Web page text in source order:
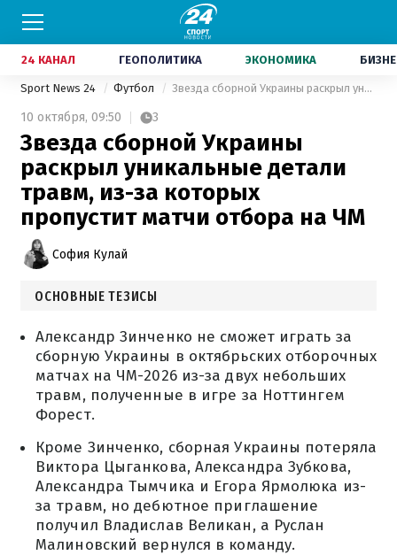
24 КАНАЛ ГЕОПОЛИТИКА ЭКОНОМИКА
Sport News 24 Футбол Звезда сборной Украины раскрыл уникальные детали травм, из-за которых пропустит матчи отбора на ЧМ
10 октября, 09:50 3
Звезда сборной Украины
раскрыл уникальные детали
травм, из-за которых
пропустит матчи отбора на ЧМ
София Кулай
ОСНОВНЫЕ ТЕЗИСЫ
Александр Зинченко не сможет играть за
сборную Украины в октябрьских отборочных
матчах на ЧМ-2026 из-за двух небольших
травм, полученные в игре за Ноттингем
Форест.
Кроме Зинченко, сборная Украины потеряла
Виктора Цыганкова, Александра Зубкова,
Александра Тымчика и Егора Ярмолюка из-
за травм, но дебютное приглашение
получил Владислав Великан, а Руслан
Малиновский вернулся в команду.